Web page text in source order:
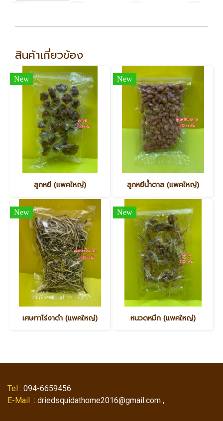
สินค้าเกี่ยวข้อง
New
ลูกหยี (แพคใหญ่)
New
ลูกหยีน้ำตาล (แพคใหญ่)
New
เศษทาโร่งาดำ (แพคใหญ่)
New
หนวดหมึก (แพคใหญ่)
Tel : 094-6659456
E-Mail : driedsquidathome2016@gmail.com ,